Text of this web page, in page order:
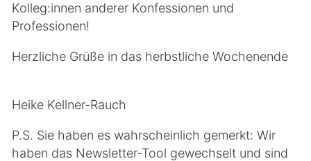
Kolleg:innen anderer Konfessionen und
Professionen!
Herzliche Grüße in das herbstliche Wochenende
Heike Kellner-Rauch
P.S. Sie haben es wahrscheinlich gemerkt: Wir
haben das Newsletter-Tool gewechselt und sind